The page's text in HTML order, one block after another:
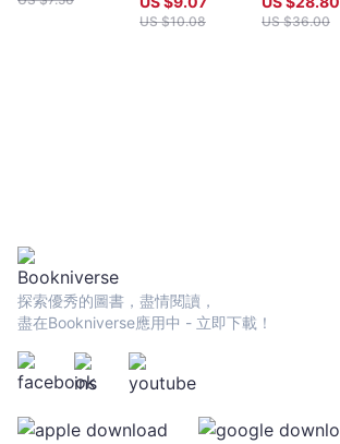
US $10.08 US $36.00
探索優秀的圖書，盡情閱讀，
盡在Bookniverse應用中 - 立即下載！